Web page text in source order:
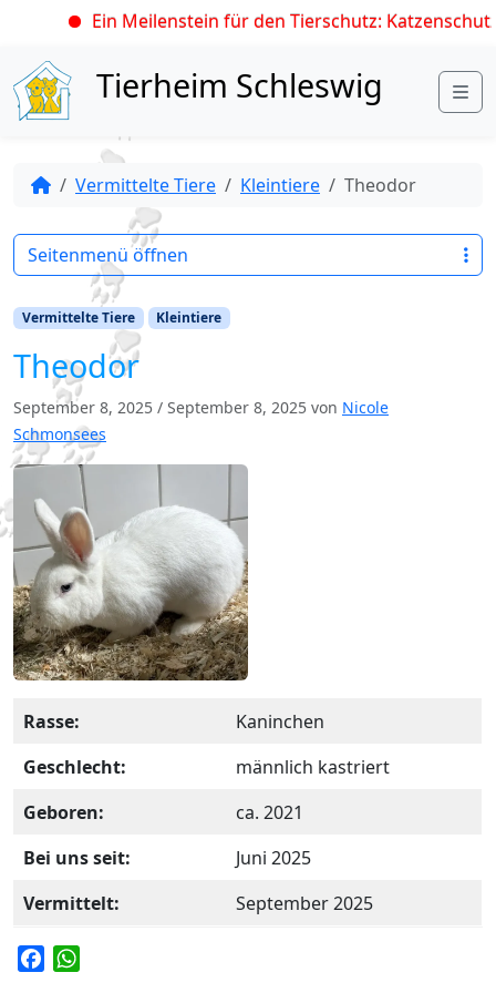
Ein Meilenstein für den Tierschutz:
Skip to content
Tierheim Schleswig
Vermittelte Tiere Kleintiere Theodor
Vermittelte Tiere Kleintiere
Theodor
September 8, 2025 / September 8, 2025 von Nicole
Schmonsees
Rasse:
Kaninchen
Geschlecht:
männlich kastriert
Geboren:
ca. 2021
Bei uns seit:
Juni 2025
Vermittelt:
September 2025
Seitenmenü öffnen